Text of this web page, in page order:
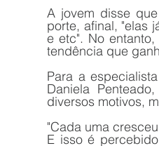
A jovem disse
porte, afinal, "elas
e etc". No
tendência que
Para a
Daniela
diversos motivos,
"Cada uma